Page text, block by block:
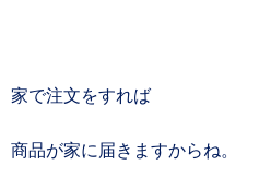
家で注文をすれば
商品が家に届きますからね。